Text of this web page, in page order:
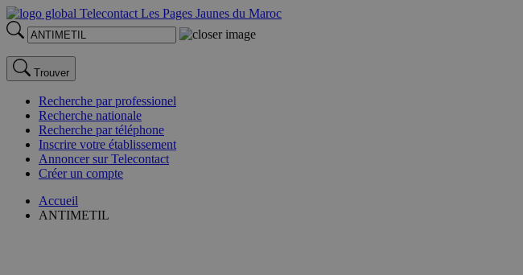
Trouver
Recherche par professionel
Recherche nationale
Recherche par téléphone
Inscrire votre établissement
Annoncer sur Telecontact
Créer un compte
Accueil
ANTIMETIL